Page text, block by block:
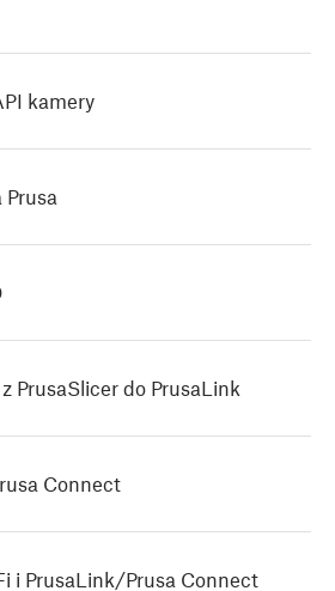
kamery
PrusaSlicer do PrusaLink
Connect
i PrusaLink/Prusa Connect